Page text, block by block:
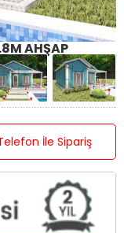
AHŞAP
İle Sipariş